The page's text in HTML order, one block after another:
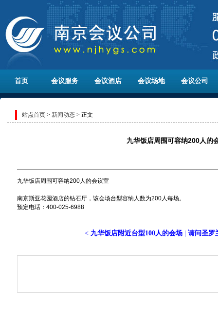
首页 会议服务 会议酒店 会议场地 会议公司
站点首页 > 新闻动态 > 正文
九华饭店周围可容纳200人的
九华饭店周围可容纳200人的会议室
南京斯亚花园酒店的钻石厅，该会场台型容纳人数为200人每场。
预定电话：400-025-6988
< 九华饭店附近台型100人的会场 请问圣罗